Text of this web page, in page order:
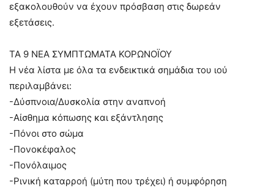
εξακολουθούν να έχουν πρόσβαση στις δωρεάν
εξετάσεις.
ΤΑ 9 ΝΕΑ ΣΥΜΠΤΩΜΑΤΑ ΚΟΡΩΝΟΪΟΥ
Η νέα λίστα με όλα τα ενδεικτικά σημάδια του ιού
περιλαμβάνει:
-Δύσπνοια/Δυσκολία στην αναπνοή
-Αίσθημα κόπωσης και εξάντλησης
-Πόνοι στο σώμα
-Πονοκέφαλος
-Πονόλαιμος
-Ρινική καταρροή (μύτη που τρέχει) ή συμφόρηση